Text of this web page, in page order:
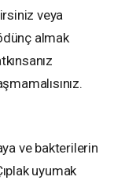
veya
almak
ve bakterilerin
uyumak